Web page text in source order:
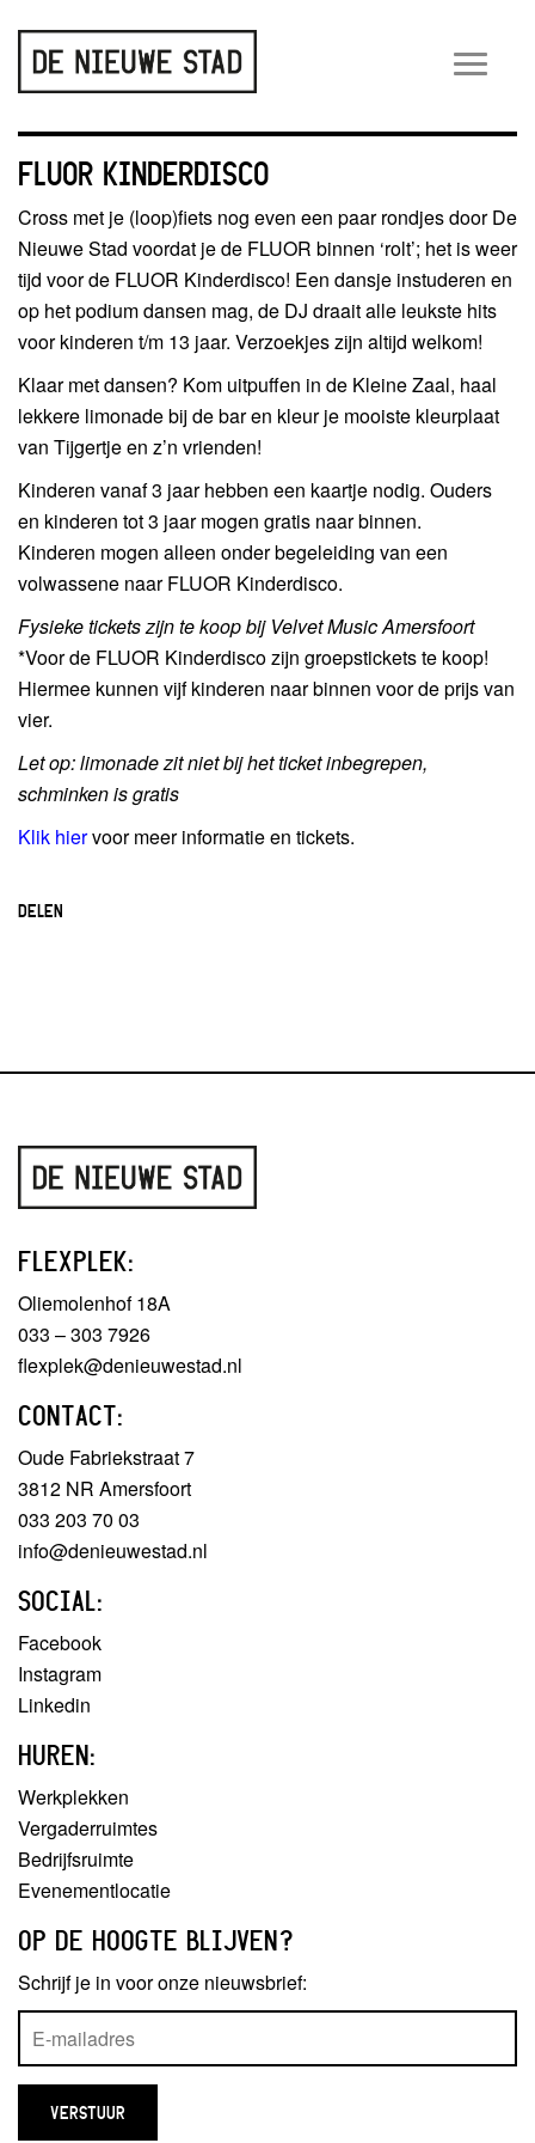
FLUOR KINDERDISCO
Cross met je (loop)fiets nog even een paar rondjes door De
Nieuwe Stad voordat je de FLUOR binnen ‘rolt’; het is weer
tijd voor de FLUOR Kinderdisco! Een dansje instuderen en
op het podium dansen mag, de DJ draait alle leukste hits
voor kinderen t/m 13 jaar. Verzoekjes zijn altijd welkom!
Klaar met dansen? Kom uitpuffen in de Kleine Zaal, haal
lekkere limonade bij de bar en kleur je mooiste kleurplaat
van Tijgertje en z’n vrienden!
Kinderen vanaf 3 jaar hebben een kaartje nodig. Ouders
en kinderen tot 3 jaar mogen gratis naar binnen.
Kinderen mogen alleen onder begeleiding van een
volwassene naar FLUOR Kinderdisco.
Fysieke tickets zijn te koop bij Velvet Music Amersfoort
*Voor de FLUOR Kinderdisco zijn groepstickets te koop!
Hiermee kunnen vijf kinderen naar binnen voor de prijs van
vier.
Let op: limonade zit niet bij het ticket inbegrepen,
schminken is gratis
Klik hiervoor meer informatie en tickets.
DELEN
FLEXPLEK:
Oliemolenhof 18A
033 – 303 7926
flexplek@denieuwestad.nl
CONTACT:
Oude Fabriekstraat 7
3812 NR Amersfoort
033 203 70 03
info@denieuwestad.nl
SOCIAL:
Facebook
Instagram
Linkedin
HUREN:
Werkplekken
Vergaderruimtes
Bedrijfsruimte
Evenementlocatie
OP DE HOOGTE BLIJVEN?
Schrijf je in voor onze nieuwsbrief: